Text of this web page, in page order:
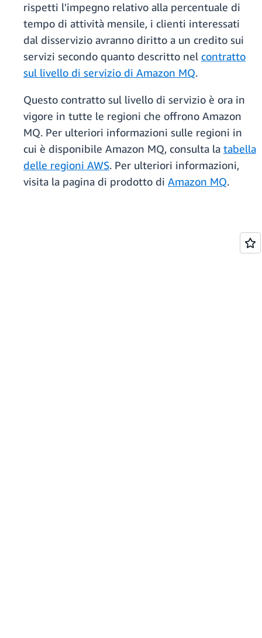
rispetti l'impegno relativo alla percentuale di
tempo di attività mensile, i clienti interessati
dal disservizio avranno diritto a un credito sui
servizi secondo quanto descritto nel contratto
sul livello di servizio di Amazon MQ.
Questo contratto sul livello di servizio è ora in
vigore in tutte le regioni che offrono Amazon
MQ. Per ulteriori informazioni sulle regioni in
cui è disponibile Amazon MQ, consulta la tabella
delle regioni AWS. Per ulteriori informazioni,
visita la pagina di prodotto di Amazon MQ.